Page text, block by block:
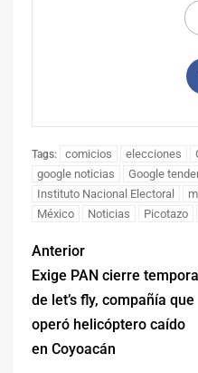
Tags: comicios elecciones
google noticias
Google
Instituto Nacional Electoral
México
Noticias Picotazo
Anterior
Exige PAN cierre temporal
de let’s fly, compañía que
operó helicóptero caído
en Coyoacán